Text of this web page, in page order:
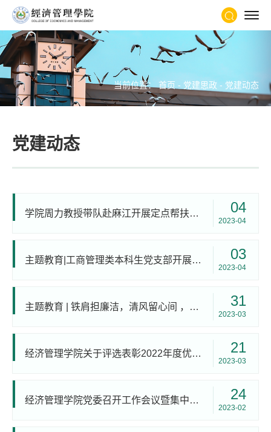
当前位置： 首页 - 党建思政 - 党建动态
党建动态
学院周力教授带队赴麻江开展定点帮扶工作 04
2023-04
主题教育|工商管理类本科生党支部开展“缅怀英勇先烈，学习抗战精神”清明节主题活动 03
2023-04
主题教育 | 铁肩担廉洁，清风留心间 ，经济管理学院开展“廉洁文化教育”主题党日活动 31
2023-03
经济管理学院关于评选表彰2022年度优秀共产党员、优秀党务工作者及优秀党支部书记的通知 21
2023-03
经济管理学院党委召开工作会议暨集中理论学习 24
2023-02